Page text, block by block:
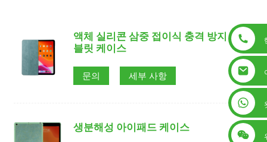
액체 실리콘 삼중 접이식 충격 방지 태
블릿 케이스
문의 세부 사항
생분해성 아이패드 케이스